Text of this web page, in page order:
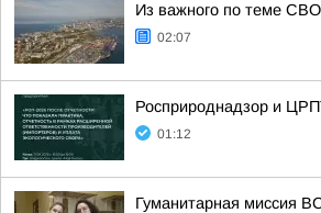
Из важного по теме СВО
02:07
Росприроднадзор и
01:12
Гуманитарная миссия